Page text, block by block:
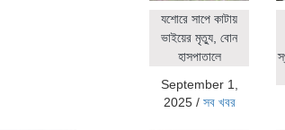
যশোরে সাপে কাটায়
ভাইয়ের মৃত্যু, বোন
হাসপাতালে
September 1,
2025/ সব খবর